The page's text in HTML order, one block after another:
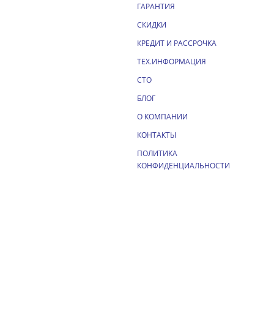
ГАРАНТИЯ
СКИДКИ
КРЕДИТ И РАССРОЧКА
ТЕХ.ИНФОРМАЦИЯ
СТО
БЛОГ
О КОМПАНИИ
КОНТАКТЫ
ПОЛИТИКА
КОНФИДЕНЦИАЛЬНОСТИ